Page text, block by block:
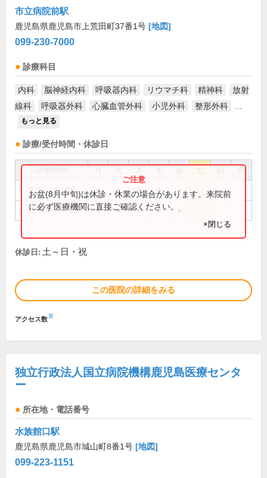
市立病院前駅
鹿児島県鹿児島市上荒田町37番1号 [地図]
099-230-7000
診療科目
内科 脳神経内科 呼吸器内科 リウマチ科 精神科
放射
線科
呼吸器外科 心臓血管外科 小児外科 整形外科
もっと見る
診療/受付時間・休診日
祝
8:30～12:00 ● ● ● ● ●
12:00～17:15 ● ● ● ●
お盆(8月中旬)は休診・休業の場合があります。来院前
に必ず医療機関に直接ご確認ください。
×閉じる
休診日: 土～日・祝
この医院の詳細をみる
アクセス数※
独立行政法人国立病院機構鹿児島医療センタ
ー
所在地・電話番号
水族館口駅
鹿児島県鹿児島市城山町8番1号 [地図]
099-223-1151